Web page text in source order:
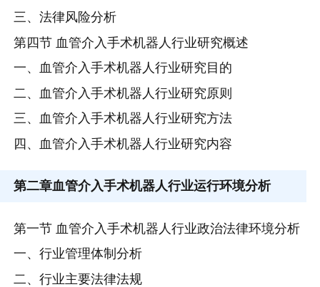
三、法律风险分析
第四节 血管介入手术机器人行业研究概述
一、血管介入手术机器人行业研究目的
二、血管介入手术机器人行业研究原则
三、血管介入手术机器人行业研究方法
四、血管介入手术机器人行业研究内容
第二章血管介入手术机器人行业运行环境分析
第一节 血管介入手术机器人行业政治法律环境分析
一、行业管理体制分析
二、行业主要法律法规